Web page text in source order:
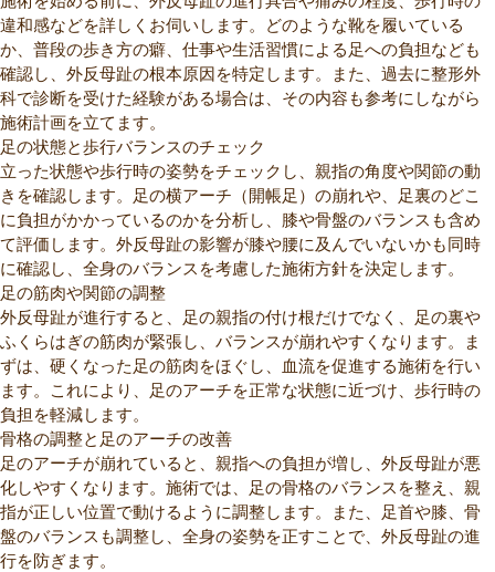
違和感などを詳しくお伺いします。どのような靴を履いている
か、普段の歩き方の癖、仕事や生活習慣による足への負担なども
確認し、外反母趾の根本原因を特定します。また、過去に整形外
科で診断を受けた経験がある場合は、その内容も参考にしながら
施術計画を立てます。
足の状態と歩行バランスのチェック
立った状態や歩行時の姿勢をチェックし、親指の角度や関節の動
きを確認します。足の横アーチ（開帳足）の崩れや、足裏のどこ
に負担がかかっているのかを分析し、膝や骨盤のバランスも含め
て評価します。外反母趾の影響が膝や腰に及んでいないかも同時
に確認し、全身のバランスを考慮した施術方針を決定します。
足の筋肉や関節の調整
外反母趾が進行すると、足の親指の付け根だけでなく、足の裏や
ふくらはぎの筋肉が緊張し、バランスが崩れやすくなります。ま
ずは、硬くなった足の筋肉をほぐし、血流を促進する施術を行い
ます。これにより、足のアーチを正常な状態に近づけ、歩行時の
負担を軽減します。
骨格の調整と足のアーチの改善
足のアーチが崩れていると、親指への負担が増し、外反母趾が悪
化しやすくなります。施術では、足の骨格のバランスを整え、親
指が正しい位置で動けるように調整します。また、足首や膝、骨
盤のバランスも調整し、全身の姿勢を正すことで、外反母趾の進
行を防ぎます。